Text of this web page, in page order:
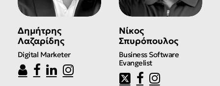
Δημήτρης
Λαζαρίδης
Digital Marketer
Άνοιγμα Facebook του/της
Άνοιγμα LinkedIn του/της
Άνοιγμα Instagram του/
Νίκος
Σπυρόπουλος
Business Software
Evangelist
Άνοιγμα X
Άνοιγμα
Άνοιγμα